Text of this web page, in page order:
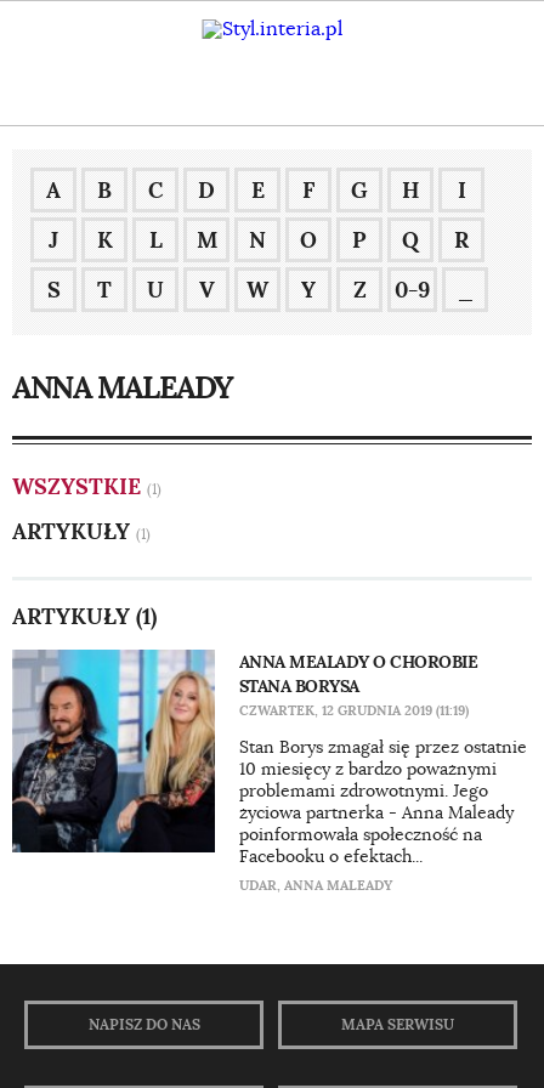
A B C D E F G H
I
J
K L M N O P Q
R
S
T U V W Y Z 0-9
ANNA MALEADY
WSZYSTKIE (1)
ARTYKUŁY (1)
ARTYKUŁY (1)
ANNA MEALADY O CHOROBIE
STANA BORYSA
CZWARTEK, 12 GRUDNIA 2019 (11:19)
Stan Borys zmagał się przez ostatnie
10 miesięcy z bardzo poważnymi
problemami zdrowotnymi. Jego
życiowa partnerka - Anna Maleady
poinformowała społeczność na
Facebooku o efektach...
UDAR, ANNA MALEADY
NAPISZ DO NAS MAPA SERWISU